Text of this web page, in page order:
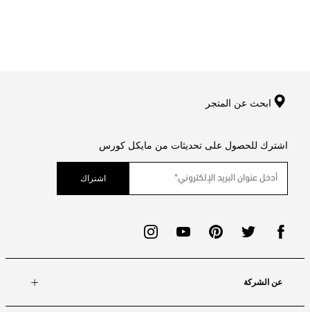
ابحث عن المتجر
اشترك للحصول على تحديثات من مايكل كورس
اشتراك
عن الشركة